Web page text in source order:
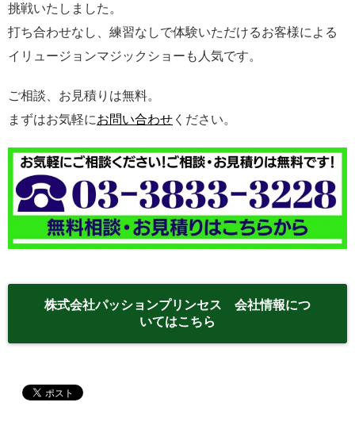
挑戦いたしました。
打ち合わせなし、練習なしで体験いただけるお客様による
イリュージョンマジックショーも人気です。
ご相談、お見積りは無料。
まずはお気軽にお問い合わせ ください。
株式会社パッションプリンセス 会社情報につ
いてはこちら